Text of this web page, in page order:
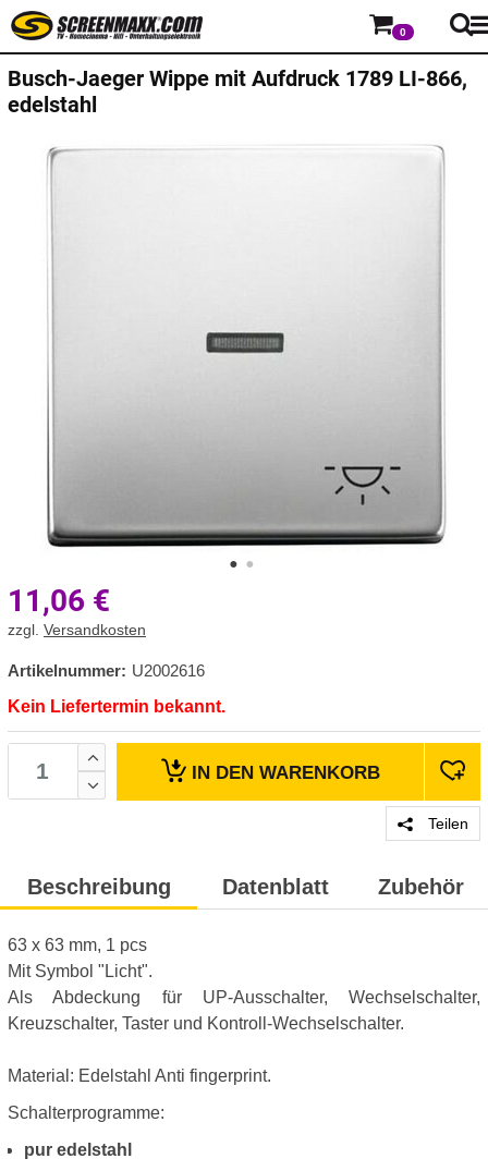
0
Busch-Jaeger Wippe mit Aufdruck 1789 LI-866,
edelstahl
11,06 €
zzgl. Versandkosten
Artikelnummer: U2002616
Kein Liefertermin bekannt.
IN DEN WARENKORB
Teilen
Beschreibung Datenblatt Zubehör
63 x 63 mm, 1 pcs
Mit Symbol "Licht".
Als Abdeckung für UP-Ausschalter, Wechselschalter,
Kreuzschalter, Taster und Kontroll-Wechselschalter.
Material: Edelstahl Anti fingerprint.
Schalterprogramme:
pur edelstahl